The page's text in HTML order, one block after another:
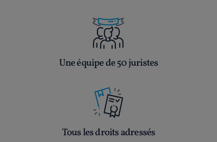
Une équipe de 50 juristes
Tous les droits adressés